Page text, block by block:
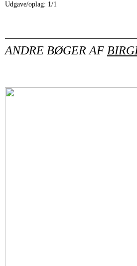
Udgave/oplag: 1/1
ANDRE BØGER AF